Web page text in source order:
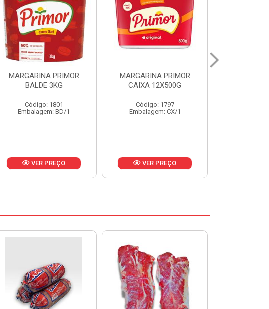
MARGARINA PRIMOR
CAIXA 12X500G
Código: 1797
Embalagem: CX/1
VER PREÇO
MARGARINA PRIMOR CX
24X250G
Código: 1921
Embalagem: CX/1
VER PREÇO